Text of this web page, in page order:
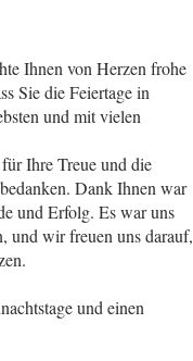
Ihnen von Herzen frohe
Sie die Feiertage in
und mit vielen
Ihre Treue und die
Dank Ihnen war
und Erfolg. Es war uns
und wir freuen uns darauf,
und einen